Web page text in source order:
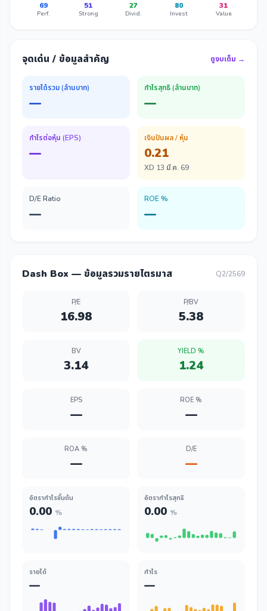
69
Perf.
51
Strong
27
Divid.
80
Invest
31
Value
จุดเด่น / ข้อมูลสำคัญ ดูงบเต็ม →
รายได้รวม (ล้านบาท)
—
กำไรสุทธิ (ล้านบาท)
—
กำไรต่อหุ้น (EPS)
—
เงินปันผล / หุ้น
0.21
XD 13 มี.ค. 69
D/E Ratio
—
ROE %
—
Dash Box — ข้อมูลรวมรายไตรมาส Q2/2569
P/E
16.98
P/BV
5.38
BV
3.14
YIELD %
1.24
EPS
—
ROE %
—
ROA %
—
D/E
—
อัตรากำไรขั้นต้น
0.00 %
อัตรากำไรสุทธิ
0.00 %
รายได้
—
กำไร
—